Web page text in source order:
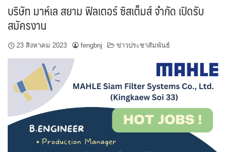
บริษัท มาห์เล สยาม ฟิลเตอร์ ซิสเต็มส์ จำกัด เปิดรับ
สมัครงาน
23 สิงหาคม 2023 fengbnj ข่าวประชาสัมพันธ์